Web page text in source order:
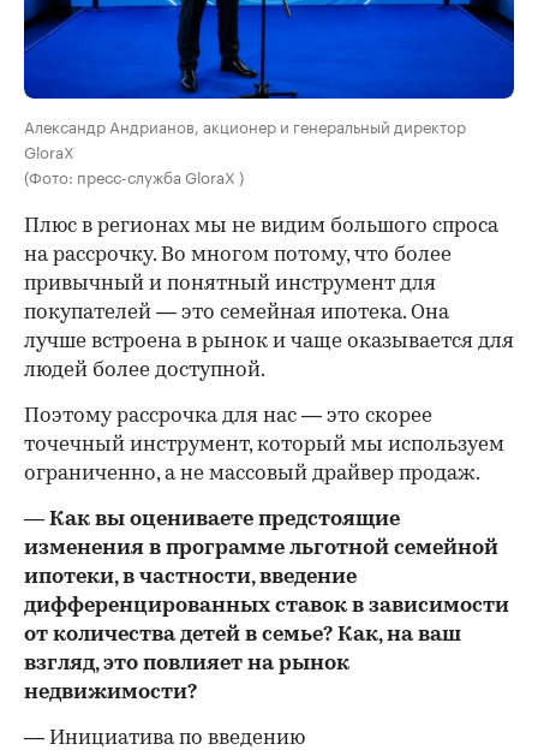
Александр Андрианов, акционер и генеральный директор
GloraX
(Фото: пресс-служба GloraX )
Плюс в регионах мы не видим большого спроса
на рассрочку. Во многом потому, что более
привычный и понятный инструмент для
покупателей — это семейная ипотека. Она
лучше встроена в рынок и чаще оказывается для
людей более доступной.
Поэтому рассрочка для нас — это скорее
точечный инструмент, который мы используем
ограниченно, а не массовый драйвер продаж.
— Как вы оцениваете предстоящие
изменения в программе льготной семейной
ипотеки, в частности, введение
дифференцированных ставок в зависимости
от количества детей в семье? Как, на ваш
взгляд, это повлияет на рынок
недвижимости?
— Инициатива по введению